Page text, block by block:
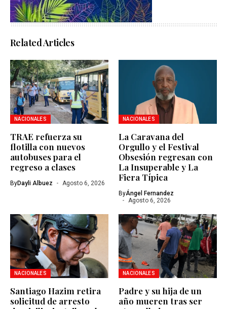
Related Articles
NACIONALES
TRAE refuerza su
flotilla con nuevos
autobuses para el
regreso a clases
ByDayli Albuez Agosto 6, 2026
NACIONALES
La Caravana del
Orgullo y el Festival
Obsesión regresan con
La Insuperable y La
Fiera Típica
ByÁngel Fernandez
Agosto 6, 2026
NACIONALES
Santiago Hazim retira
solicitud de arresto
NACIONALES
Padre y su hija de un
año mueren tras ser